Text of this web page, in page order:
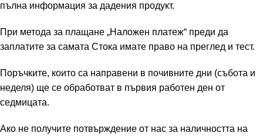
пълна информация за дадения продукт.
При метода за плащане „Наложен платеж“ преди да
заплатите за самата Стока имате право на преглед и тест.
Поръчките, които са направени в почивните дни (събота и
неделя) ще се обработват в първия работен ден от
седмицата.
Ако не получите потвърждение от нас за наличността на